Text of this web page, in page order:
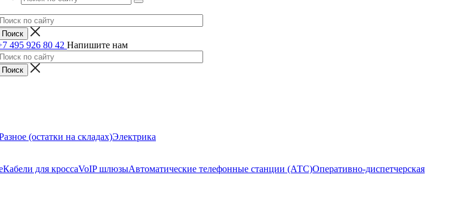
495 926 80 42 Напишите нам
(остатки на складах)Электрика
Кабели для кроссаVoIP шлюзыАвтоматические телефонные станции (АТС)Оперативно-диспетчерская